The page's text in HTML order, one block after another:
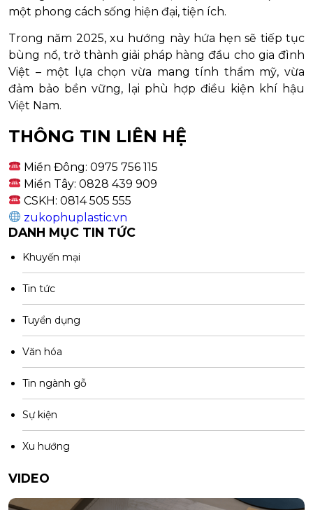
một phong cách sống hiện đại, tiện ích.
Trong năm 2025, xu hướng này hứa hẹn sẽ tiếp tục
bùng nổ, trở thành giải pháp hàng đầu cho gia đình
Việt – một lựa chọn vừa mang tính thẩm mỹ, vừa
đảm bảo bền vững, lại phù hợp điều kiện khí hậu
Việt Nam.
THÔNG TIN LIÊN HỆ
Miền Đông: 0975 756 115
Miền Tây: 0828 439 909
CSKH: 0814 505 555
zukophuplastic.vn
DANH MỤC TIN TỨC
Khuyến mại
Tin tức
Tuyển dụng
Văn hóa
Tin ngành gỗ
Sự kiện
Xu hướng
VIDEO